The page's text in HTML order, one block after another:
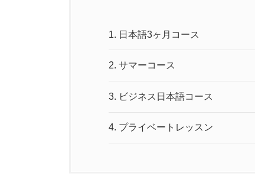
1. 日本語3ヶ月コース
2. サマーコース
3. ビジネス日本語コース
4. プライベートレッスン